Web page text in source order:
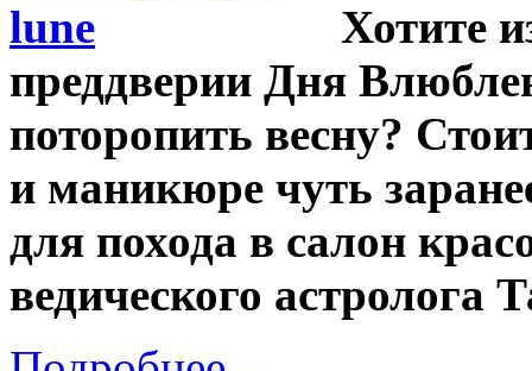
Хотите
преддверии Дня
поторопить весну?
и маникюре чуть
для похода в салон
ведического